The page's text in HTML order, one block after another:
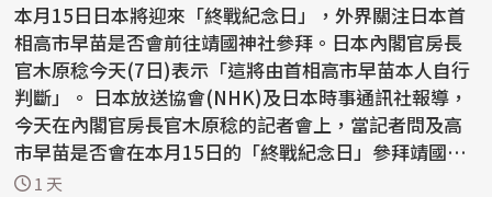
本月15日日本將迎來「終戰紀念日」，外界關注日本首
相高市早苗是否會前往靖國神社參拜。日本內閣官房長
官木原稔今天(7日)表示「這將由首相高市早苗本人自行
判斷」。 日本放送協會(NHK)及日本時事通訊社報導，
今天在內閣官房長官木原稔的記者會上，當記者問及高
市早苗是否會在本月15日的「終戰紀念日」參拜靖國神
社，...
1 天